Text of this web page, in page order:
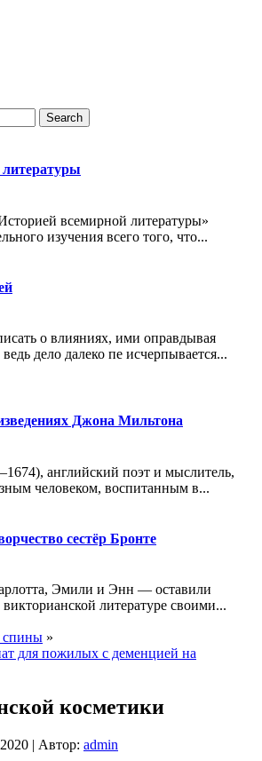
всемирной литературы»
изучения всего того, что...
о влияниях, ими оправдывая
дело далеко пе исчерпывается...
Джона Мильтона
английский поэт и мыслитель,
человеком, воспитанным в...
сестёр Бронте
Эмили и Энн — оставили
литературе своими...
спины »
для пожилых с деменцией на
косметики
| Автор: admin